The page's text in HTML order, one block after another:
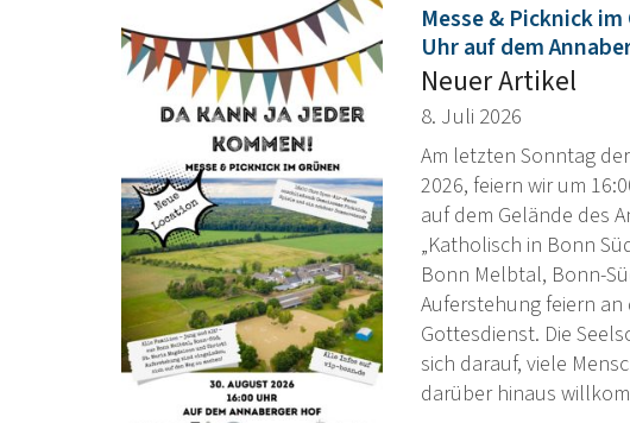
Messe & Picknick
Uhr auf dem
Neuer Artikel
8. Juli 2026
Am letzten Sonntag
2026, feiern wir um
auf dem Gelände des
„Katholisch in Bonn
Bonn Melbtal, Bonn-
Auferstehung feiern
Gottesdienst. Die
sich darauf, viele
darüber hinaus